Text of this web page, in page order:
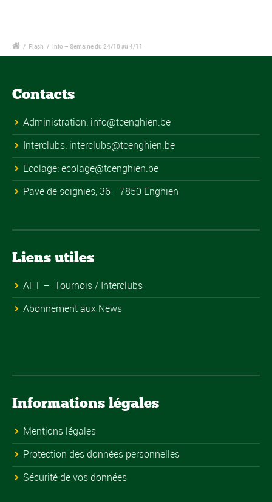
/ Flash / Info – Semaine du 24/10 au 4/11
Contacts
Administration: info@tcenghien.be
Interclubs: interclubs@tcenghien.be
Ecolage:ecolage@tcenghien.be
Pavé de soignies, 36 - 7850 Enghien
Liens utiles
AFT – Tournois / Interclubs
Abonnement aux News
Informations légales
Mentions légales
Protection des données personnelles
Sécurité de vos données